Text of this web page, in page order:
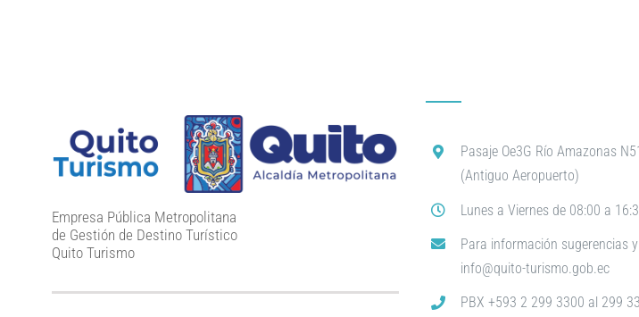
Empresa Pública Metropolitana
de Gestión de Destino Turístico
Quito Turismo
Pasaje Oe3G Río Amazonas
(Antiguo Aeropuerto)
Lunes a Viernes de 08:00 a
Para información sugerencias
info@quito-turismo.gob.ec
PBX +593 2 299 3300 al 299